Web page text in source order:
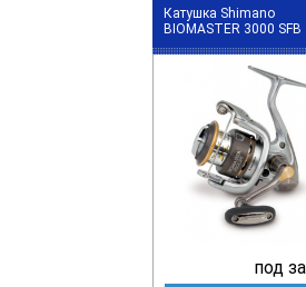
Катушка Shimano
BIOMASTER 3000 SFB
под